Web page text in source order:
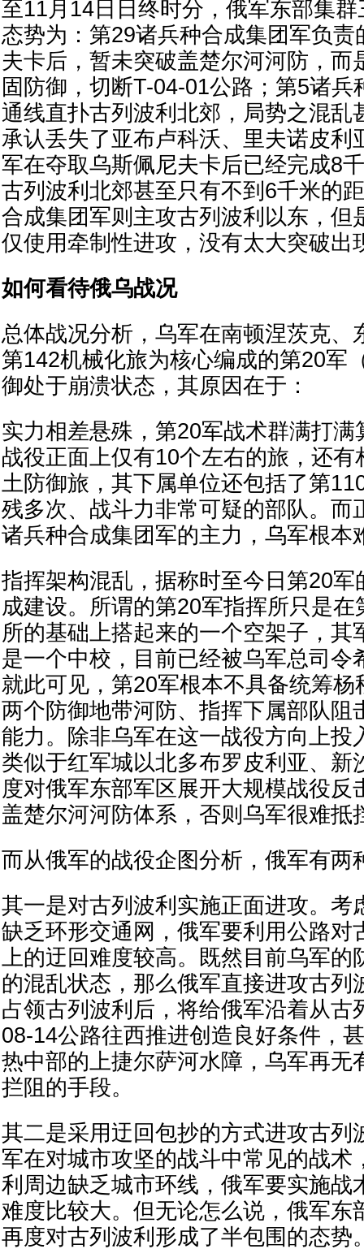
至11月14日日终时分，俄军东部集
态势为：第29诸兵种合成集团军负责
夫卡后，暂未突破盖楚尔河河防，而
固防御，切断T-04-01公路；第5诸兵
通线直扑古列波利北郊，局势之混乱
承认丢失了亚布卢科沃、里夫诺皮利
军在夺取乌斯佩尼夫卡后已经完成8
古列波利北郊甚至只有不到6千米的
合成集团军则主攻古列波利以东，但
仅使用牵制性进攻，没有太大突破出
如何看待俄乌战况
总体战况分析，乌军在南顿涅茨克、
第142机械化旅为核心编成的第20军
御处于崩溃状态，其原因在于：
实力相差悬殊，第20军战术群满打满
战役正面上仅有10个左右的旅，还有
土防御旅，其下属单位还包括了第
残多次、战斗力非常可疑的部队。而
诸兵种合成集团军的主力，乌军根本
指挥架构混乱，据称时至今日第20军
成建设。所谓的第20军指挥所只是
所的基础上搭起来的一个空架子，其
是一个中校，目前已经被乌军总司令
就此可见，第20军根本不具备统筹杨
两个防御地带河防、指挥下属部队阻
能力。除非乌军在这一战役方向上投
类似于红军城以北多布罗皮利亚、新
度对俄军东部军区展开大规模战役反
盖楚尔河河防体系，否则乌军很难抵
而从俄军的战役企图分析，俄军有两
其一是对古列波利实施正面进攻。考
缺乏环形交通网，俄军要利用公路对
上的迂回难度较高。既然目前乌军的
的混乱状态，那么俄军直接进攻古列
占领古列波利后，将给俄军沿着从古
08-14公路往西推进创造良好条件，
热中部的上捷尔萨河水障，乌军再无
拦阻的手段。
其二是采用迂回包抄的方式进攻古列
军在对城市攻坚的战斗中常见的战术
利周边缺乏城市环线，俄军要实施战
难度比较大。但无论怎么说，俄军东
再度对古列波利形成了半包围的态势